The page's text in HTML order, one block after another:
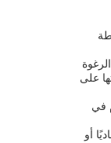
على
في
أو